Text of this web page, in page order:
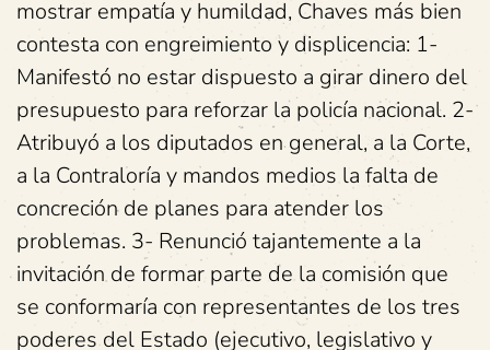
mostrar empatía y humildad, Chaves más bien
contesta con engreimiento y displicencia: 1-
Manifestó no estar dispuesto a girar dinero del
presupuesto para reforzar la policía nacional. 2-
Atribuyó a los diputados en general, a la Corte,
a la Contraloría y mandos medios la falta de
concreción de planes para atender los
problemas. 3- Renunció tajantemente a la
invitación de formar parte de la comisión que
se conformaría con representantes de los tres
poderes del Estado (ejecutivo, legislativo y